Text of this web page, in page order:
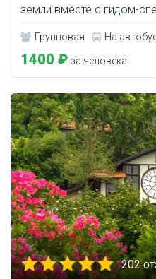
земли вместе с гидом-
Групповая На
1400 ₽ за человека
202